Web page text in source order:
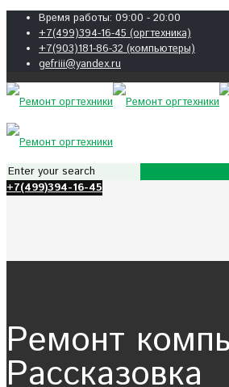
Время работы: 09:00 - 20:00
+7(499)394-16-45 (оргтехника)
+7(903)181-86-32 (компьютеры)
gefriii@yandex.ru
+7(499)394-16-45
Ремонт
Рассказовка